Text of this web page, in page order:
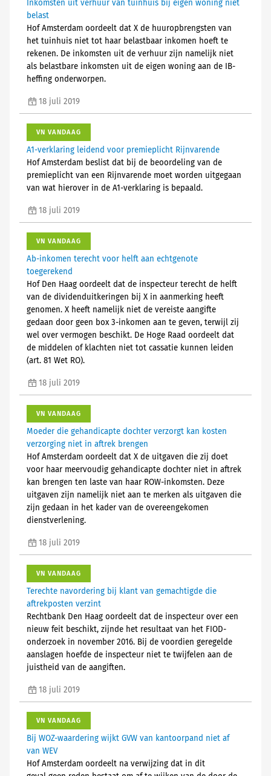
Inkomsten uit verhuur van tuinhuis bij eigen woning niet
belast
Hof Amsterdam oordeelt dat X de huuropbrengsten van
het tuinhuis niet tot haar belastbaar inkomen hoeft te
rekenen. De inkomsten uit de verhuur zijn namelijk niet
als belastbare inkomsten uit de eigen woning aan de IB-
heffing onderworpen.
18 juli 2019
VN VANDAAG
A1-verklaring leidend voor premieplicht Rijnvarende
Hof Amsterdam beslist dat bij de beoordeling van de
premieplicht van een Rijnvarende moet worden uitgegaan
van wat hierover in de A1-verklaring is bepaald.
18 juli 2019
VN VANDAAG
Ab-inkomen terecht voor helft aan echtgenote
toegerekend
Hof Den Haag oordeelt dat de inspecteur terecht de helft
van de dividenduitkeringen bij X in aanmerking heeft
genomen. X heeft namelijk niet de vereiste aangifte
gedaan door geen box 3-inkomen aan te geven, terwijl zij
wel over vermogen beschikt. De Hoge Raad oordeelt dat
de middelen of klachten niet tot cassatie kunnen leiden
(art. 81 Wet RO).
18 juli 2019
VN VANDAAG
Moeder die gehandicapte dochter verzorgt kan kosten
verzorging niet in aftrek brengen
Hof Amsterdam oordeelt dat X de uitgaven die zij doet
voor haar meervoudig gehandicapte dochter niet in aftrek
kan brengen ten laste van haar ROW-inkomsten. Deze
uitgaven zijn namelijk niet aan te merken als uitgaven die
zijn gedaan in het kader van de overeengekomen
dienstverlening.
18 juli 2019
VN VANDAAG
Terechte navordering bij klant van gemachtigde die
aftrekposten verzint
Rechtbank Den Haag oordeelt dat de inspecteur over een
nieuw feit beschikt, zijnde het resultaat van het FIOD-
onderzoek in november 2016. Bij de voordien geregelde
aanslagen hoefde de inspecteur niet te twijfelen aan de
juistheid van de aangiften.
18 juli 2019
VN VANDAAG
Bij WOZ-waardering wijkt GVW van kantoorpand niet af
van WEV
Hof Amsterdam oordeelt na verwijzing dat in dit